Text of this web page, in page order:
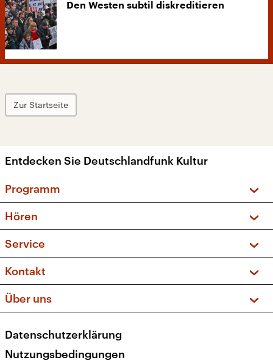
Den Westen subtil diskreditieren
Zur Startseite
Entdecken Sie Deutschlandfunk Kultur
Programm
Sendungen und Podcasts
Musikliste
Kakadu – Das Kinderprogramm
Hören
Frequenzen (UKW + DAB+)
Service
FAQ
Apps
Newsletter
Veranstaltungen
Kontakt
Social Media
Über uns
Presse
Datenschutzerklärung
Nutzungsbedingungen